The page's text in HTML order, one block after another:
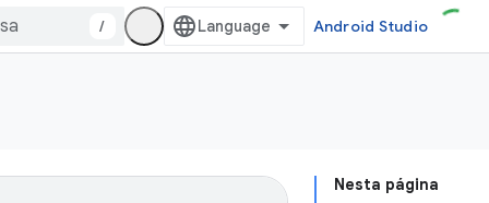
/ Android Studio
Nesta página